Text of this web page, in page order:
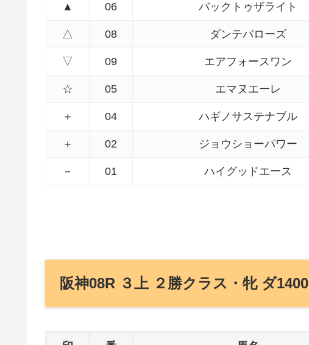
▲ 06 バックトゥザライト
△ 08 ダンテバローズ
▽ 09 エアフォースワン
☆ 05 エマヌエーレ
＋ 04 ハギノサステナブル
＋ 02 ジョウショーパワー
－ 01 ハイグッドエース
阪神08R ３上 ２勝クラス・牝 ダ1400